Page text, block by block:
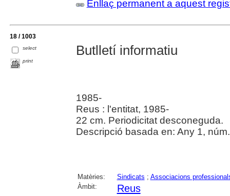
Enllaç permanent a aquest
18 / 1003
select
print
Butlletí informatiu
1985-
Reus : l'entitat, 1985-
22 cm. Periodicitat desconeguda.
Descripció basada en: Any 1,
Matèries: Sindicats ; Associacions
Àmbit:
Reus